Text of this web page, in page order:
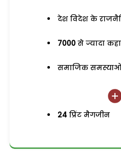
देश विदेश के
7000 से ज्यादा
समाजिक
24 प्रिंट मैगजीन